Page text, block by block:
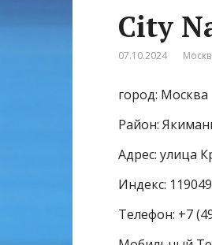
City
07.10.2024
город: Москва
Район:
Адрес: улица
Индекс:
Телефон: +7